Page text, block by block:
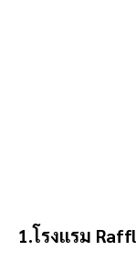
1.โรงแรม